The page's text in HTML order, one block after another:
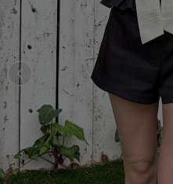
ームウェア (534)
(121)
(1978)
ACYM
アシーム
adidas
アディダス
adidas by Stella McCartney
アディダス バイ ステラマッカートニー